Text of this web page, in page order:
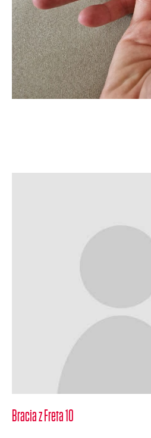
Bracia z Freta 10